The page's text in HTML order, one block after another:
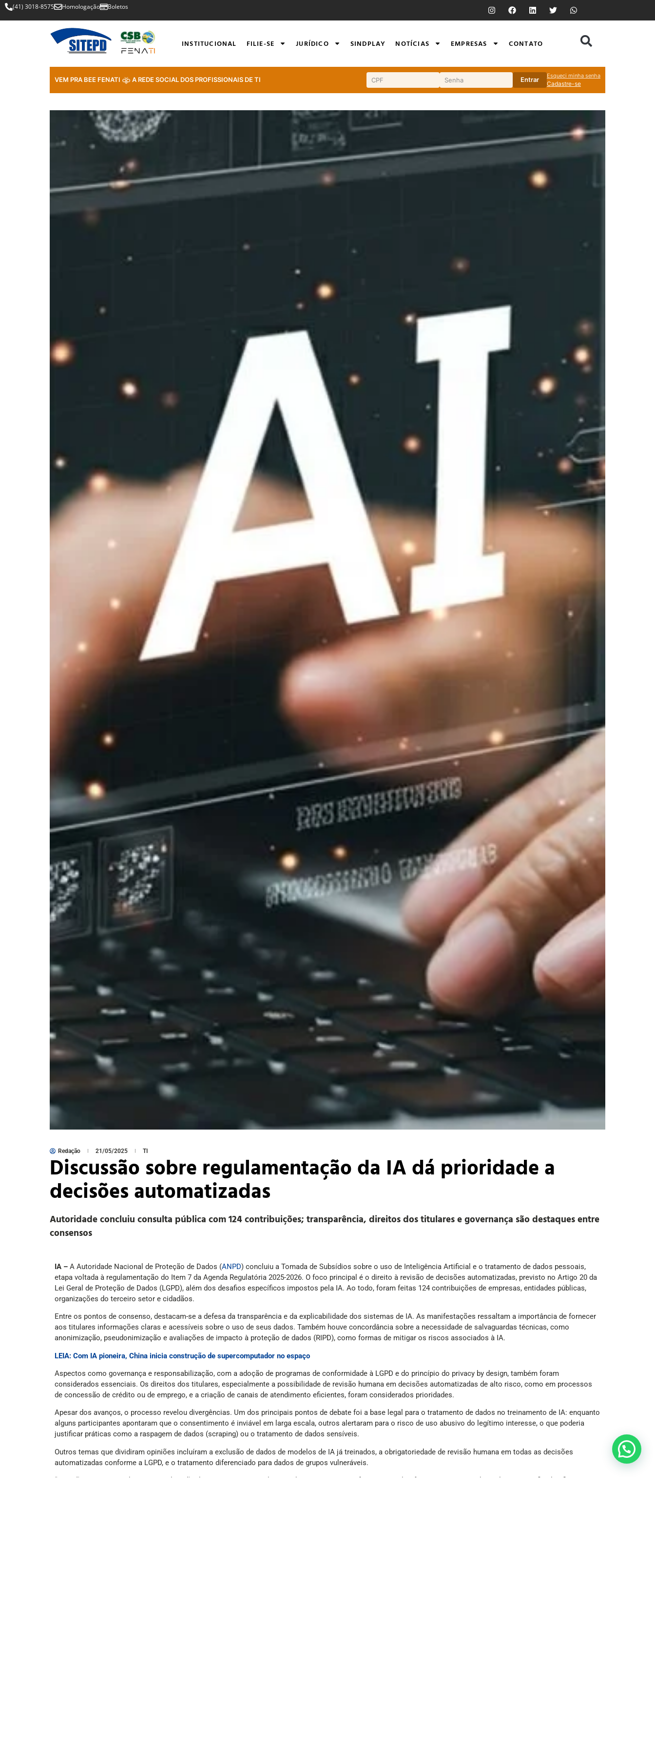
(41) 3018-8575 Homologação Boletos
INSTITUCIONAL FILIE-SE JURÍDICO SINDPLAY NOTÍCIAS EMPRESAS CONTATO
VEM PRA BEE FENATI A REDE SOCIAL DOS PROFISSIONAIS DE TI Entrar
Esqueci minha senha
Cadastre-se
Redação 21/05/2025 TI
Discussão sobre regulamentação da IA dá prioridade a
decisões automatizadas
Autoridade concluiu consulta pública com 124 contribuições; transparência, direitos dos titulares e governança são destaques entre
consensos
IA – A Autoridade Nacional de Proteção de Dados (ANPD) concluiu a Tomada de Subsídios sobre o uso de Inteligência Artificial e o tratamento de dados pessoais,
etapa voltada à regulamentação do Item 7 da Agenda Regulatória 2025-2026. O foco principal é o direito à revisão de decisões automatizadas, previsto no Artigo 20 da
Lei Geral de Proteção de Dados (LGPD), além dos desafios específicos impostos pela IA. Ao todo, foram feitas 124 contribuições de empresas, entidades públicas,
organizações do terceiro setor e cidadãos.
Entre os pontos de consenso, destacam-se a defesa da transparência e da explicabilidade dos sistemas de IA. As manifestações ressaltam a importância de fornecer
aos titulares informações claras e acessíveis sobre o uso de seus dados. Também houve concordância sobre a necessidade de salvaguardas técnicas, como
anonimização, pseudonimização e avaliações de impacto à proteção de dados (RIPD), como formas de mitigar os riscos associados à IA.
LEIA: Com IA pioneira, China inicia construção de supercomputador no espaço
Aspectos como governança e responsabilização, com a adoção de programas de conformidade à LGPD e do princípio do privacy by design, também foram
considerados essenciais. Os direitos dos titulares, especialmente a possibilidade de revisão humana em decisões automatizadas de alto risco, como em processos
de concessão de crédito ou de emprego, e a criação de canais de atendimento eficientes, foram considerados prioridades.
Apesar dos avanços, o processo revelou divergências. Um dos principais pontos de debate foi a base legal para o tratamento de dados no treinamento de IA: enquanto
alguns participantes apontaram que o consentimento é inviável em larga escala, outros alertaram para o risco de uso abusivo do legítimo interesse, o que poderia
justificar práticas como a raspagem de dados (scraping) ou o tratamento de dados sensíveis.
Outros temas que dividiram opiniões incluíram a exclusão de dados de modelos de IA já treinados, a obrigatoriedade de revisão humana em todas as decisões
automatizadas conforme a LGPD, e o tratamento diferenciado para dados de grupos vulneráveis.
“Decisões automatizadas têm uma ligação direta no cenário atual, e acreditamos no cenário futuro, com plataformas e sistemas de inteligência artificial”, afirmou o